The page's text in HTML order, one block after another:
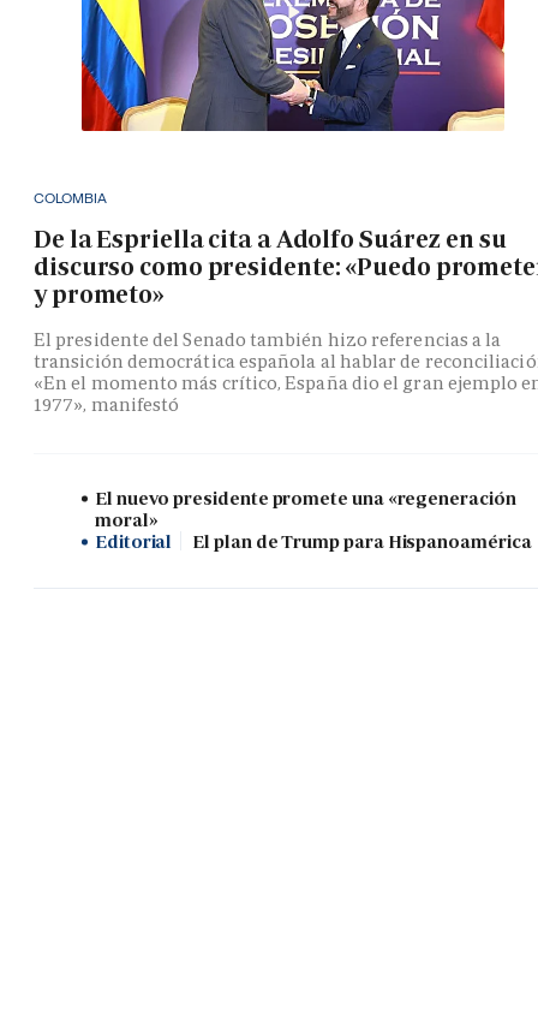
COLOMBIA
De la Espriella cita a Adolfo Suárez en su
discurso como presidente: «Puedo
y prometo»
El presidente del Senado también hizo referencias a la
transición democrática española al hablar de
«En el momento más crítico, España dio el gran ejemplo
1977», manifestó
El nuevo presidente promete una «regeneración
moral»
Editorial
El plan de Trump para Hispanoamérica